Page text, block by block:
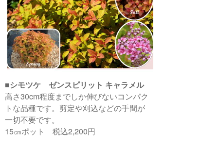
■シモツケ ゼンスピリット キャラメル
高さ30cm程度までしか伸びないコンパク
トな品種です。剪定や刈込などの手間が
一切不要です。
15㎝ポット 税込2,200円